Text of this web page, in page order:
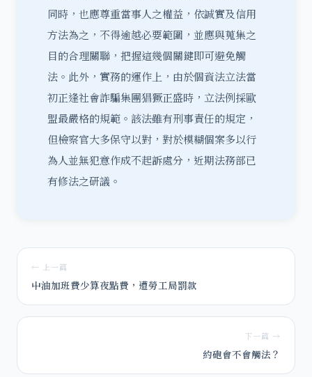
同時，也應尊重當事人之權益，依誠實及信用
方法為之，不得逾越必要範圍，並應與蒐集之
目的合理關聯，把握這幾個關鍵即可避免觸
法。此外，實務的運作上，由於個資法立法當
初正逢社會詐騙集團猖獗正盛時，立法例採歐
盟最嚴格的規範。該法雖有刑事責任的規定，
但檢察官大多保守以對，對於模糊個案多以行
為人並無犯意作成不起訴處分，近期法務部已
有修法之研議。
← 上一篇
中油加班費少算夜點費，遭勞工局罰款
下一篇 →
約砲會不會觸法？